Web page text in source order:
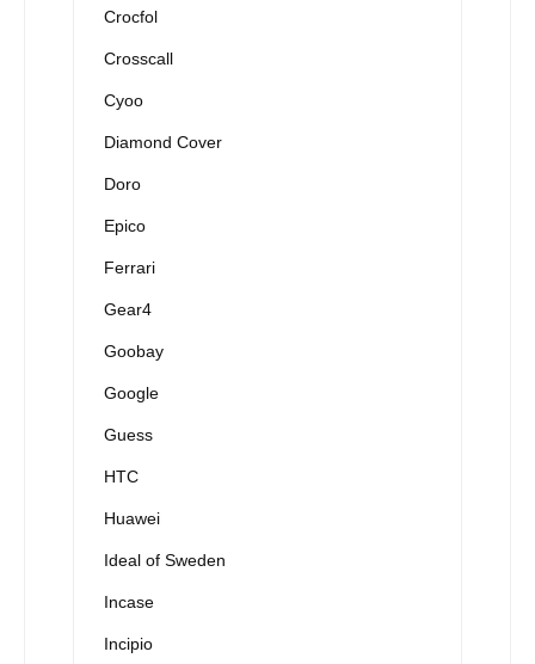
Crocfol
Crosscall
Cyoo
Diamond Cover
Doro
Epico
Ferrari
Gear4
Goobay
Google
Guess
HTC
Huawei
Ideal of Sweden
Incase
Incipio